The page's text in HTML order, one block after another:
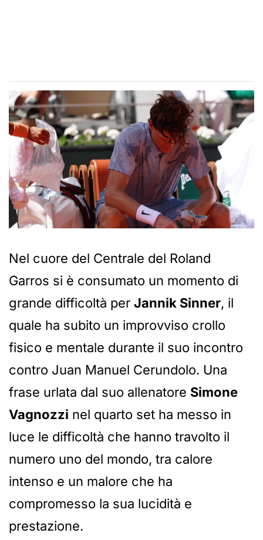
Nel cuore del Centrale del Roland
Garros si è consumato un momento di
grande difficoltà per Jannik Sinner, il
quale ha subito un improvviso crollo
fisico e mentale durante il suo incontro
contro Juan Manuel Cerundolo. Una
frase urlata dal suo allenatore Simone
Vagnozzi nel quarto set ha messo in
luce le difficoltà che hanno travolto il
numero uno del mondo, tra calore
intenso e un malore che ha
compromesso la sua lucidità e
prestazione.